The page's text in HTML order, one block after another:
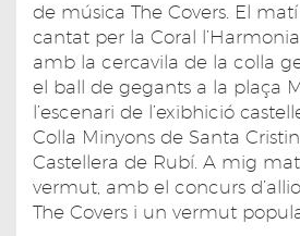
de música The Covers. El
cantat per la Coral
amb la cercavila de la colla
el ball de gegants a la plaça
l’escenari de l’exibhició
Colla Minyons de Santa
Castellera de Rubí. A mig
vermut, amb el concurs
The Covers i un vermut